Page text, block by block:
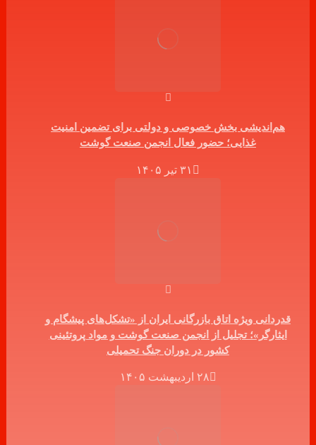
هم‌اندیشی بخش خصوصی و دولتی برای تضمین امنیت
غذایی؛ حضور فعال انجمن صنعت گوشت
۳۱ تیر ۱۴۰۵
قدردانی ویژه اتاق بازرگانی ایران از «تشکل‌های پیشگام و
ایثارگر»؛ تجلیل از انجمن صنعت گوشت و مواد پروتئینی
کشور در دوران جنگ تحمیلی
۲۸ اردیبهشت ۱۴۰۵